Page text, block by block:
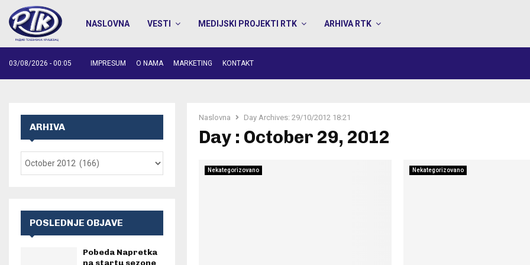
NASLOVNA VESTI MEDIJSKI PROJEKTI RTK ARHIVA RTK
03/08/2026 - 00:05 IMPRESUM O NAMA MARKETING KONTAKT
Naslovna Day Archives: 29/10/2012 18:21
Day : October 29, 2012
Nekategorizovano Nekategorizovano
ARHIVA
POSLEDNJE OBJAVE
Pobeda Napretka
na startu sezone